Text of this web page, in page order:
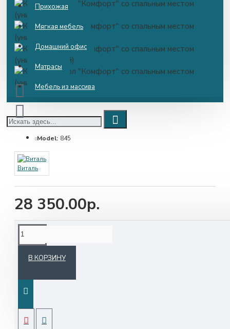
Прихожая
Мягкая мебель
Домашний офис
Матрасы
Мебель из массива
28 350.00р.
Model: 845
Виталь
В КОРЗИНУ
смотрите в картинках
Наполнитель: пенополиуретан (ППУ),
ХАРАКТЕРИСТИКИ